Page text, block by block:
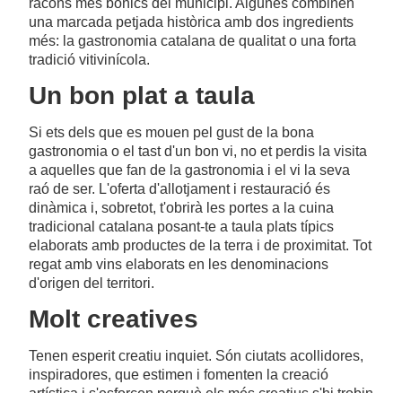
racons més bonics del municipi. Algunes combinen
una marcada petjada històrica amb dos ingredients
més: la gastronomia catalana de qualitat o una forta
tradició vitivinícola.
Un bon plat a taula
Si ets dels que es mouen pel gust de la bona
gastronomia o el tast d'un bon vi, no et perdis la visita
a aquelles que fan de la gastronomia i el vi la seva
raó de ser. L'oferta d'allotjament i restauració és
dinàmica i, sobretot, t'obrirà les portes a la cuina
tradicional catalana posant-te a taula plats típics
elaborats amb productes de la terra i de proximitat. Tot
regat amb vins elaborats en les denominacions
d'origen del territori.
Molt creatives
Tenen esperit creatiu inquiet. Són ciutats acollidores,
inspiradores, que estimen i fomenten la creació